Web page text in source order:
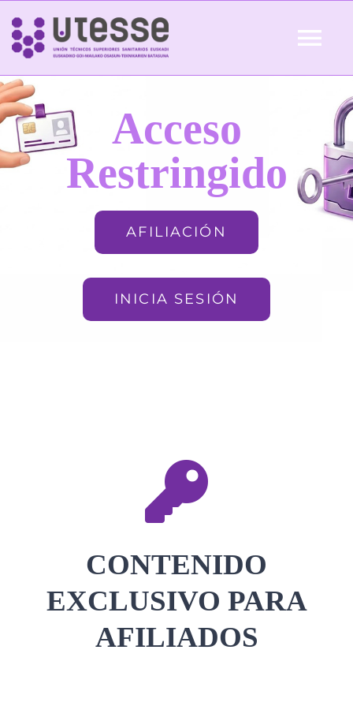
Skip
content
Inicio
QUIÉNES SOMOS Acceso
Restringido
AFILIACIÓN
INICIA SESIÓN
CONTENIDO
EXCLUSIVO PARA
AFILIADOS